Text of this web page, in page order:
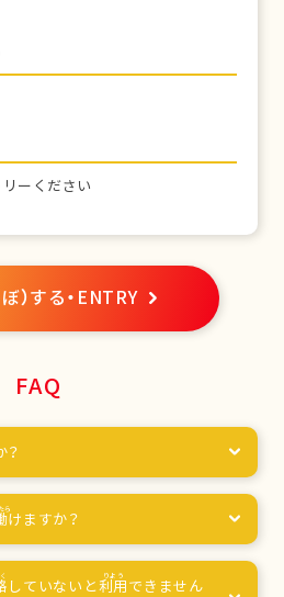
ーください
）する・ENTRY
FAQ
？
けますか？
していないと利用 できません